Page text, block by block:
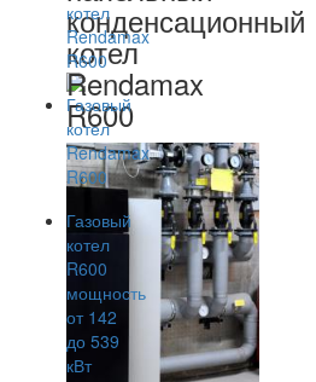
конденсационный
котел
Rendamax
R600